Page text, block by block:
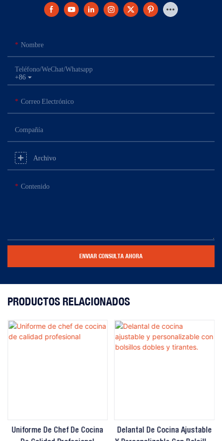
Nombre
+86
Teléfono/WeChat/Whatsapp
Correo Electrónico
Compañía
Archivo
Contenido
ENVIAR CONSULTA AHORA
PRODUCTOS RELACIONADOS
Uniforme De Chef De Cocina
Delantal De Cocina Ajustable